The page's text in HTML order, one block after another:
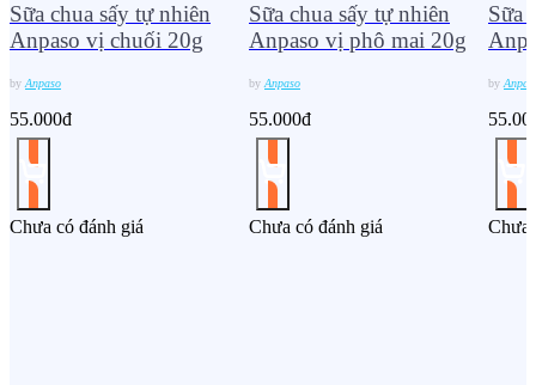
Sữa chua sấy tự nhiên
Anpaso vị chuối 20g
by Anpaso
55.000đ
Chưa có đánh giá
Sữa chua sấy tự nhiên
Anpaso vị phô mai 20g
by Anpaso
55.000đ
Chưa có đánh giá
Sữa
by
Chưa